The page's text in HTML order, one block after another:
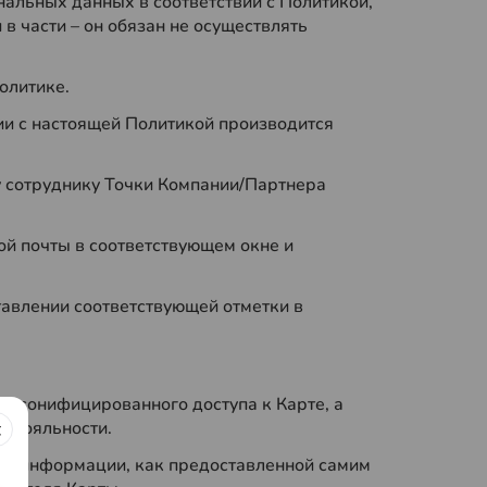
– он обязан не осуществлять
с настоящей Политикой производится
Точки Компании/Партнера
почты в соответствующем окне и
соответствующей отметки в
доступа к Карте, а
лояльности.
информации, как предоставленной самим